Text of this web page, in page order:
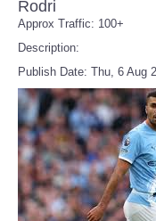
Rodri
Approx Traffic: 100+
Description:
Publish Date: Thu, 6 Aug